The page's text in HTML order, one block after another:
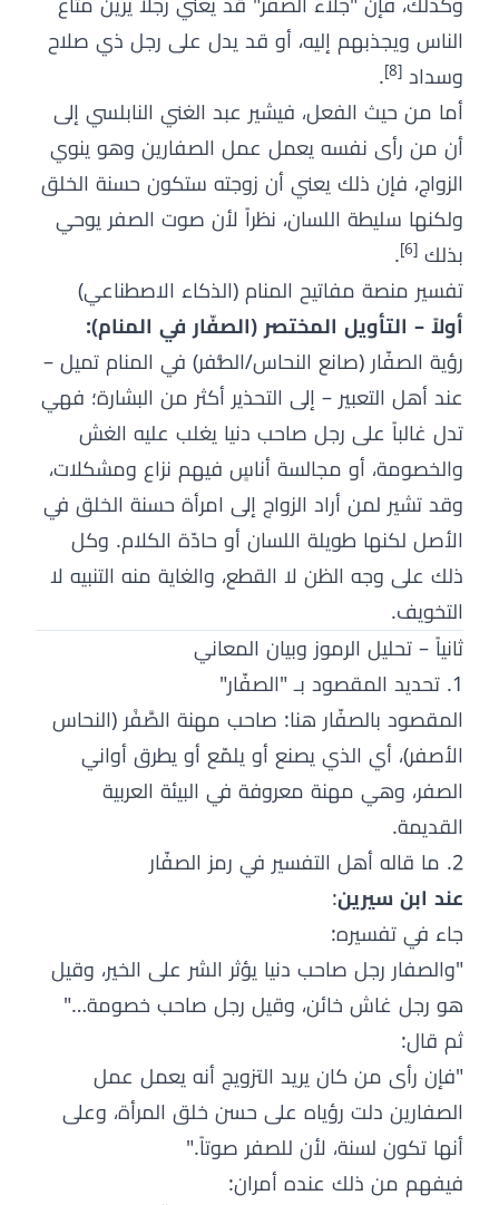
الناس ويجذبهم إليه، أو قد يدل على رجل ذي صلاح
وسداد [8]
.
أما من حيث الفعل، فيشير عبد الغني النابلسي إلى
أن من رأى نفسه يعمل عمل الصفارين وهو ينوي
الزواج، فإن ذلك يعني أن زوجته ستكون حسنة الخلق
ولكنها سليطة اللسان، نظراً لأن صوت الصفر يوحي
بذلك [6]
.
تفسير منصة مفاتيح المنام (الذكاء الاصطناعي)
أولاً – التأويل المختصر (الصفّار في المنام):
رؤية الصفّار (صانع النحاس/الصُّفر) في المنام تميل –
عند أهل التعبير – إلى التحذير أكثر من البشارة؛ فهي
تدل غالباً على رجل صاحب دنيا يغلب عليه الغش
والخصومة، أو مجالسة أناسٍ فيهم نزاع ومشكلات،
وقد تشير لمن أراد الزواج إلى امرأة حسنة الخلق في
الأصل لكنها طويلة اللسان أو حادّة الكلام. وكل
ذلك على وجه الظن لا القطع، والغاية منه التنبيه لا
التخويف.
ثانياً – تحليل الرموز وبيان المعاني
1. تحديد المقصود بـ "الصفّار"
المقصود بالصفّار هنا: صاحب مهنة الصَّفْر (النحاس
الأصفر)، أي الذي يصنع أو يلمّع أو يطرق أواني
الصفر، وهي مهنة معروفة في البيئة العربية
القديمة.
2. ما قاله أهل التفسير في رمز الصفّار
عند ابن سيرين:
جاء في تفسيره:
"والصفار رجل صاحب دنيا يؤثر الشر على الخير، وقيل
هو رجل غاش خائن، وقيل رجل صاحب خصومة…"
ثم قال:
"فإن رأى من كان يريد التزويج أنه يعمل عمل
الصفارين دلت رؤياه على حسن خلق المرأة، وعلى
أنها تكون لسنة، لأن للصفر صوتاً."
فيفهم من ذلك عنده أمران: